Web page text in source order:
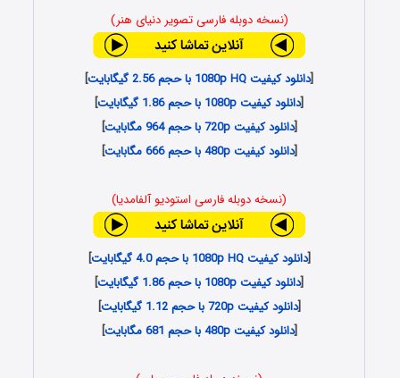
(نسخه دوبله فارسی تصویر دنیای هنر)
[دانلود کیفیت 1080p HQ با حجم 2.56 گیگابایت
]
[دانلود کیفیت 1080p با حجم 1.86 گیگابایت
]
[دانلود کیفیت 720p با حجم 964 مگابایت
]
[دانلود کیفیت 480p با حجم 666 مگابایت ]
(نسخه دوبله فارسی استودیو آلفامدیا)
[دانلود کیفیت 1080p HQ با حجم 4.0 گیگابایت
]
[دانلود کیفیت 1080p با حجم 1.86 گیگابایت
]
[دانلود کیفیت 720p با حجم 1.12 گیگابایت
]
[دانلود کیفیت 480p با حجم 681 مگابایت ]